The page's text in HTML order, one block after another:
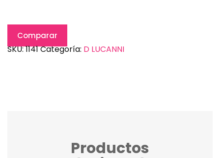
Comparar
SKU:1141Categoría: D LUCANNI
Productos